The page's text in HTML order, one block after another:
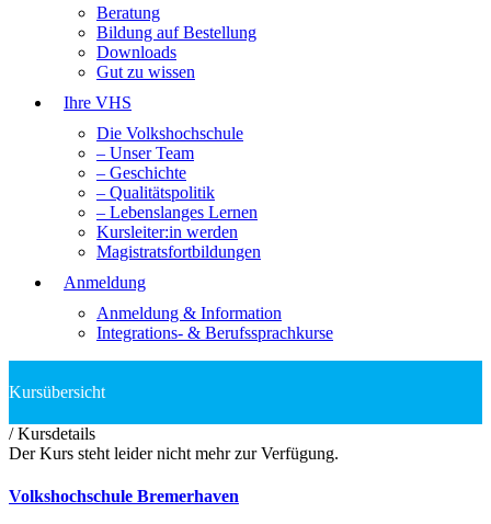
Beratung
Bildung auf Bestellung
Downloads
Gut zu wissen
Ihre VHS
Die Volkshochschule
– Unser Team
– Geschichte
– Qualitätspolitik
– Lebenslanges Lernen
Kursleiter:in werden
Magistratsfortbildungen
Anmeldung
Anmeldung & Information
Integrations- & Berufssprachkurse
/Kursdetails
Der Kurs steht leider nicht mehr zur Verfügung.
Volkshochschule Bremerhaven